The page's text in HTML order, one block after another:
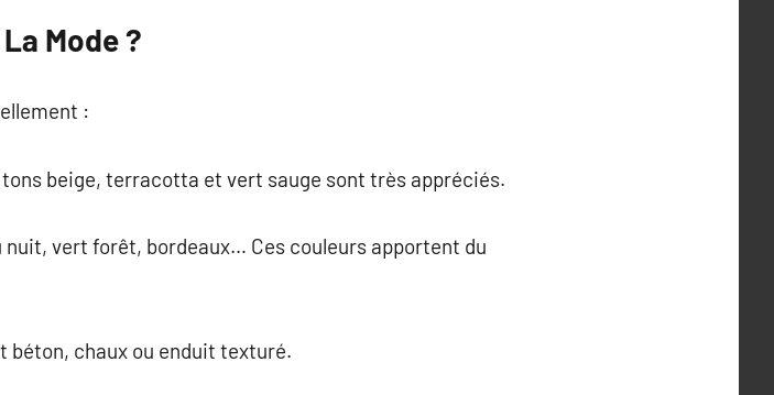
Mode ?
:
beige, terracotta et vert sauge sont très appréciés.
vert forêt, bordeaux… Ces couleurs apportent du
chaux ou enduit texturé.